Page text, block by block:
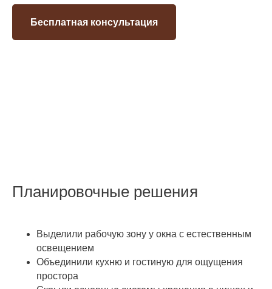
Бесплатная консультация
Планировочные решения
Выделили рабочую зону у окна с естественным
освещением
Объединили кухню и гостиную для ощущения
простора